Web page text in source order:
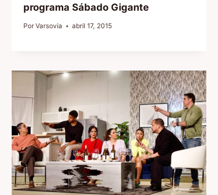
programa Sábado Gigante
PorVarsovia abril 17, 2015